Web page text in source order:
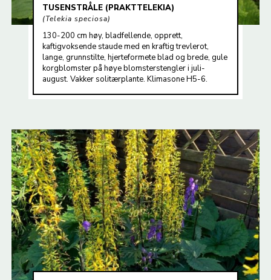
TUSENSTRÅLE (PRAKTTELEKIA)
Telekia speciosa
130-200 cm høy, bladfellende, opprett,
kaftigvoksende staude med en kraftig trevlerot,
lange, grunnstilte, hjerteformete blad og brede, gule
korgblomster på høye blomsterstengler i juli-
august. Vakker solitærplante. Klimasone H5-6.